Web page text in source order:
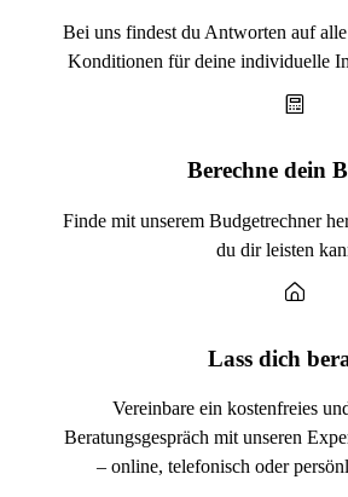
Bei uns findest du Antworten auf
Konditionen für deine individuelle
Berechne dein
Finde mit unserem Budgetrechner
du dir leisten
Lass dich
Vereinbare ein kostenfreies
Beratungsgespräch mit unseren
– online, telefonisch oder